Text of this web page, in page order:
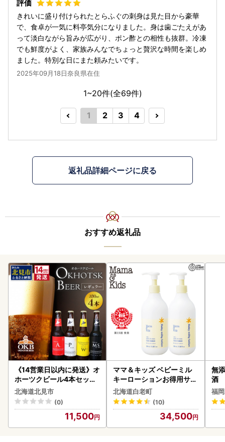
きれいに盛り付けられたとらふぐの刺身は見た目から豪華
で、食卓が一気に料亭気分になりました。身は歯ごたえがあ
って淡白ながら旨みが広がり、ポン酢との相性も抜群。冷凍
でも鮮度がよく、家族みんなでちょっと贅沢な時間を楽しめ
ました。特別な日にまた頼みたいです。
2025年09月18日奈良県在住
1~20件(全69件)
1 2 3 4
返礼品詳細ページに戻る
おすすめ返礼品
《14営業日以内に発送》オ
ホーツクビール4本セット
( 飲料 飲み物 お酒 ビール
クラフトビール 瓶ビール
贈答 ギフト 贈り物 お中元
御中元 お歳暮 御歳暮 お祝
い プレゼント モルトビー
北海道北見市
(0)
11,500
ママ＆キッズ ベビーミル
キーローションお得用サイ
ズ 380ml 2本セット CH21
0
北海道白老町
(10)
34,500
無
酒
福